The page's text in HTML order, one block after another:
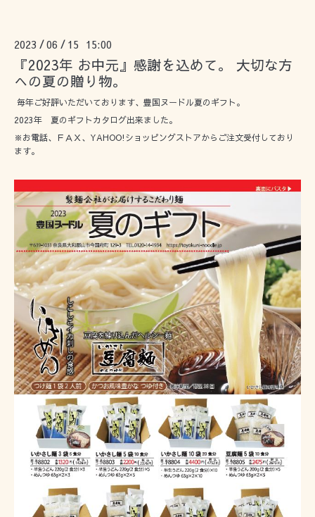
2023 /06 / 15 15:00
『2023年 お中元』感謝を込めて。 大切な方
への夏の贈り物。
毎年ご好評いただいております、豊国ヌードル夏のギフト。
2023年 夏のギフトカタログ出来ました。
※お電話、ＦＡＸ、YAHOO!ショッピングストアからご注文受付しており
ます。